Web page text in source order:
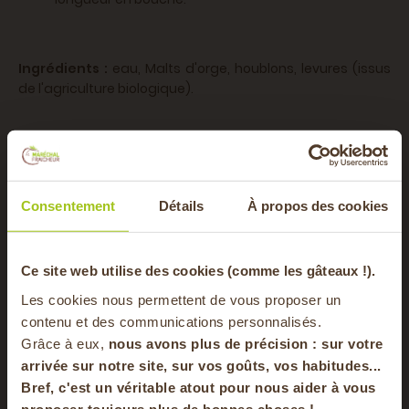
Consentement Détails À propos des cookies
Ce site web utilise des cookies (comme les gâteaux !).
Les cookies nous permettent de vous proposer un
contenu et des communications personnalisés.
Grâce à eux, nous avons plus de précision : sur votre
arrivée sur notre site, sur vos goûts, vos habitudes...
Bref, c'est un véritable atout pour nous aider à vous
Ingrédients : eau, Malts d'orge, houblons, levures (issus
de l'agriculture biologique).
Que manger avec une bière
Stout ?
Avec ses arômes torréfiés, vous l'apprécierez avec un
encore avec des fruits rouges, pour une belle
complémentarité de saveurs !
Finalement, vous pouvez aussi l'associer à un fromage
bleu puissant pour un effet détonnant !
-20% offerts sur
votre panier
en vous inscrivant à notre newsletter